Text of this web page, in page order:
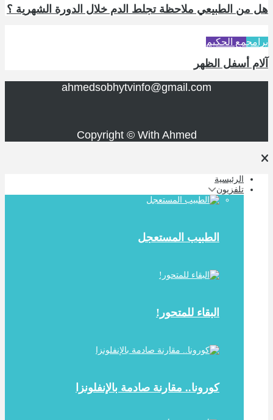
هل من الطبيعي ملاحظة تجلط الدم خلال الدورة الشهرية ؟
برامجمع الحكيم
آلام أسفل الظهر
ahmedsobhytvinfo@gmail.com
Copyright © With Ahmed
الرئيسية
تلفزيون
الطبيب المستعجل
البقاء للمتحور!
كورونا.. مقارنة صادمة بالإنفلونزا